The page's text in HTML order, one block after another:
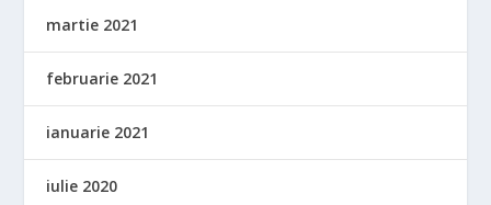
martie 2021
februarie 2021
ianuarie 2021
iulie 2020